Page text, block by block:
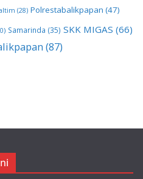
(28) Polrestabalikpapan (47)
Samarinda (35) SKK MIGAS (66)
(87)